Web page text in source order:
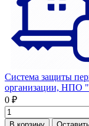
Система защиты
организации, НПО
0 ₽